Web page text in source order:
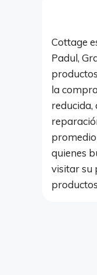
Cottage
Padul,
la
reducida,
quienes
visitar su